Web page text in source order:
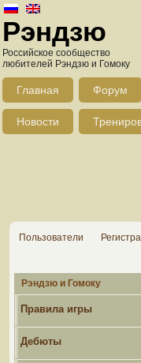
Рэндзю
Российское сообщество
любителей Рэндзю и Гомоку
Главная Форум
Новости
Пользователи
Рэндзю и Гомоку
Правила игры
Дебюты